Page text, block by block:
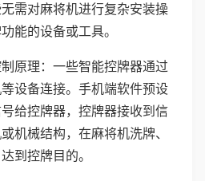
需对麻将机进行复杂安装操
能的设备或工具。
原理：一些智能控牌器通过
设备连接。手机端软件预设
给控牌器，控牌器接收到信
机械结构，在麻将机洗牌、
到控牌目的。